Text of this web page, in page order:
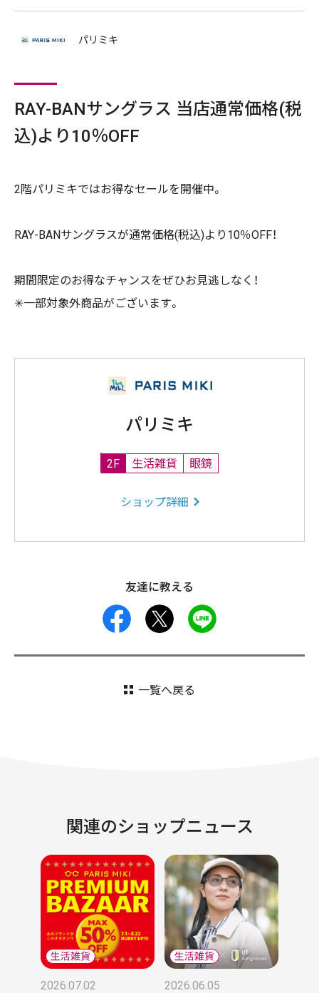
パリミキ
RAY-BANサングラス 当店通常価格(税
込)より10％OFF
2階パリミキではお得なセールを開催中。
RAY-BANサングラスが通常価格(税込)より10％OFF！
期間限定のお得なチャンスをぜひお見逃しなく！
✳︎一部対象外商品がございます。
パリミキ
2F 生活雑貨 眼鏡
ショップ詳細
友達に教える
facebook
一覧へ戻る
関連のショップニュース
2026.07.02 2026.06.05